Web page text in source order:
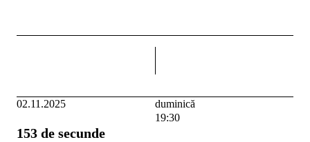
02.11.2025
duminică
19:30
153 de secunde